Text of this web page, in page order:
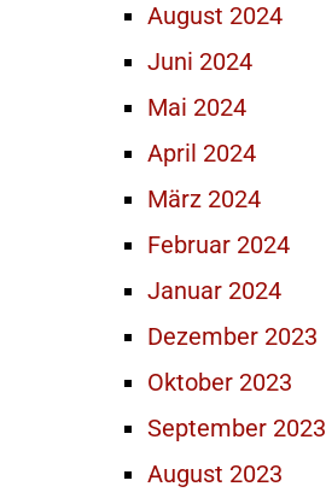
August 2024
Juni 2024
Mai 2024
April 2024
März 2024
Februar 2024
Januar 2024
Dezember 2023
Oktober 2023
September 2023
August 2023